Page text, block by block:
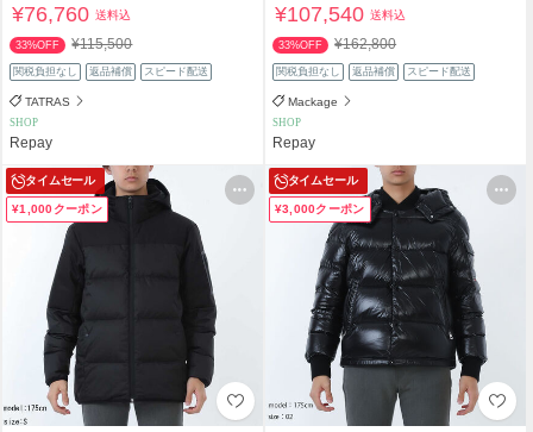
¥76,760送料込
33%OFF ¥115,500
関税負担なし 返品補償 スピード配送
TATRAS
SHOP
Repay
¥107,540送料込
33%OFF ¥162,800
関税負担なし 返品補償 スピード配送
Mackage
SHOP
Repay
タイムセール
¥1,000クーポン
タイムセール
¥3,000クーポン